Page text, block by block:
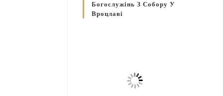
Богослужінь З Собору У
Вроцлаві